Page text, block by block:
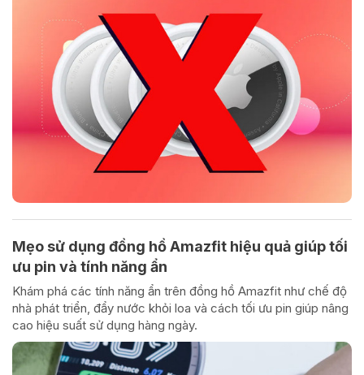
Mẹo sử dụng đồng hồ Amazfit hiệu quả giúp tối
ưu pin và tính năng ẩn
Khám phá các tính năng ẩn trên đồng hồ Amazfit như chế độ
nhà phát triển, đẩy nước khỏi loa và cách tối ưu pin giúp nâng
cao hiệu suất sử dụng hàng ngày.